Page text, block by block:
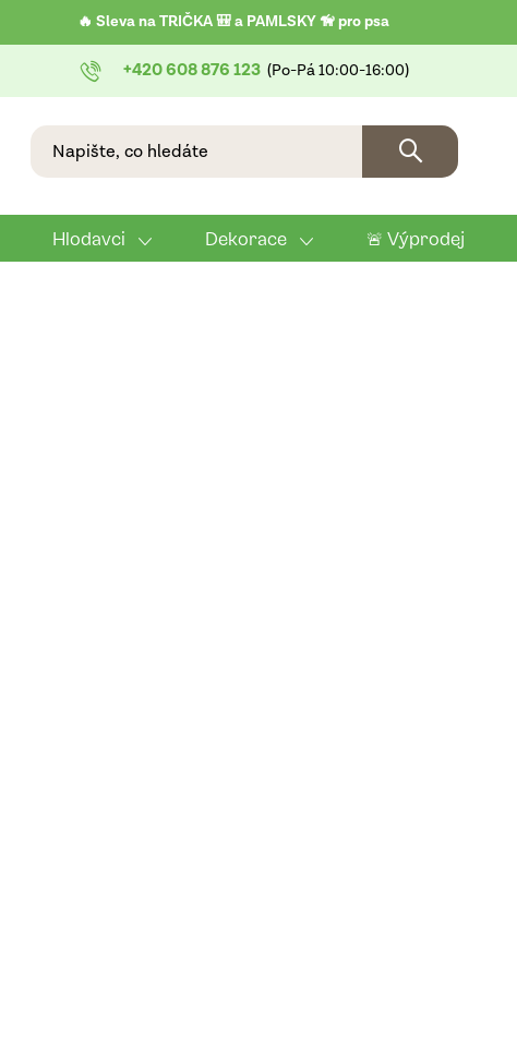
🔥 Sleva na TRIČKA 🎒 a PAMLSKY 🦮 pro psa
+420 608 876 123
Hlodavci Dekorace 🚨 Výprodej